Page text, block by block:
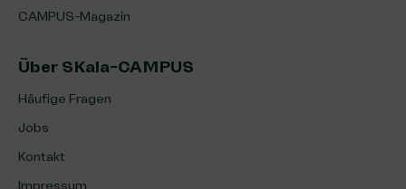
CAMPUS-Magazin
Über SKala-CAMPUS
Häufige Fragen
Jobs
Kontakt